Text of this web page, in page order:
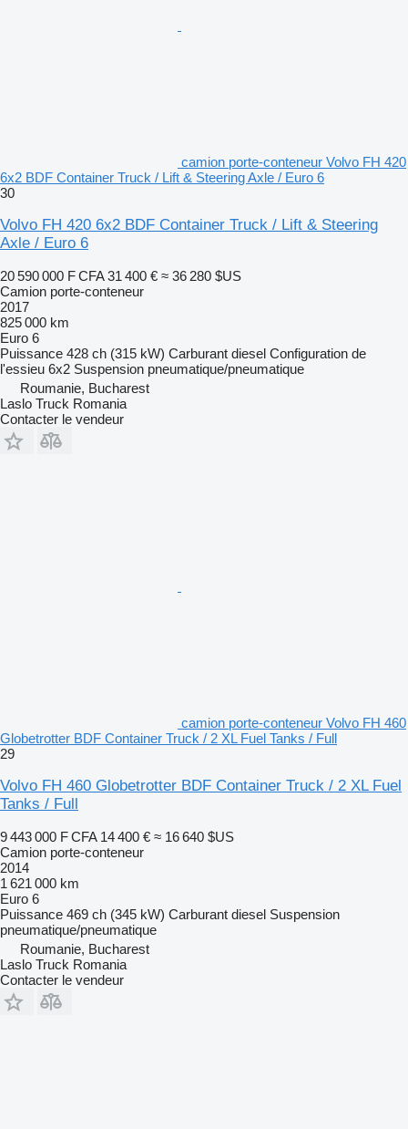
camion porte-conteneur Volvo FH 420
6x2 BDF Container Truck / Lift & Steering Axle / Euro 6
30
Volvo FH 420 6x2 BDF Container Truck / Lift & Steering
Axle / Euro 6
20 590 000 F CFA 31 400 € ≈ 36 280 $US
Camion porte-conteneur
2017
825 000 km
Euro 6
Puissance 428 ch (315 kW) Carburant diesel Configuration de
l'essieu 6x2 Suspension pneumatique/pneumatique
Roumanie, Bucharest
Laslo Truck Romania
Contacter le vendeur
camion porte-conteneur Volvo FH 460
Globetrotter BDF Container Truck / 2 XL Fuel Tanks / Full
29
Volvo FH 460 Globetrotter BDF Container Truck / 2 XL Fuel
Tanks / Full
9 443 000 F CFA 14 400 € ≈ 16 640 $US
Camion porte-conteneur
2014
1 621 000 km
Euro 6
Puissance 469 ch (345 kW) Carburant diesel Suspension
pneumatique/pneumatique
Roumanie, Bucharest
Laslo Truck Romania
Contacter le vendeur